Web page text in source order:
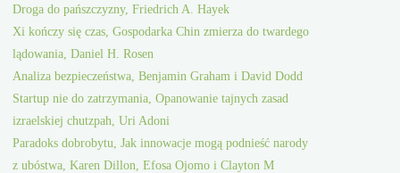
Droga do pańszczyzny, Friedrich A. Hayek
Xi kończy się czas, Gospodarka Chin zmierza do twardego
lądowania, Daniel H. Rosen
Analiza bezpieczeństwa, Benjamin Graham i David Dodd
Startup nie do zatrzymania, Opanowanie tajnych zasad
izraelskiej chutzpah, Uri Adoni
Paradoks dobrobytu, Jak innowacje mogą podnieść narody
z ubóstwa, Karen Dillon, Efosa Ojomo i Clayton M